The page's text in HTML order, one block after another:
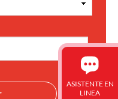
ASISTENTE EN
LINEA